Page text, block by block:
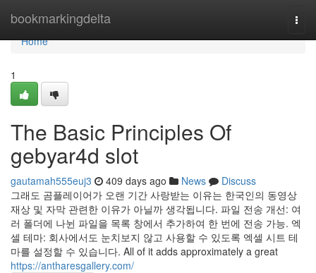
bookmarkingdelta
Home
Home
1
The Basic Principles Of
gebyar4d slot
gautamah555euj3 409 days ago News
Discuss
그래도 곰플레이어가 오랜 기간 사랑받는 이유는 한국인의 동영상
재상 및 자막 관련한 이유가 아닐까 생각됩니다. 파일 전송 개선: 여
러 폴더에 나뉜 파일을 목록 창에서 추가하여 한 번에 전송 가능. 엑
셀 테마: 회사에서도 눈치보지 않고 사용할 수 있도록 엑셀 시트 테
마를 설정할 수 있습니다. All of it adds approximately a great
https://antharesgallery.com/